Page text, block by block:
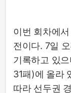
이번 회차에
전이다. 7일
기록하고 있
31패)에 올라
따라 선두권